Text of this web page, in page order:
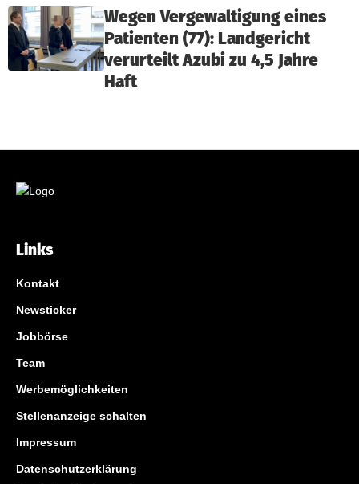
Wegen Vergewaltigung eines
Patienten (77): Landgericht
verurteilt Azubi zu 4,5 Jahre
Haft
Links
Kontakt
Newsticker
Jobbörse
Team
Werbemöglichkeiten
Stellenanzeige schalten
Impressum
Datenschutzerklärung